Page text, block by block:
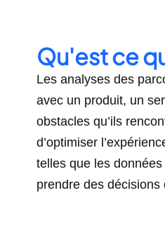
Qu'est ce
Les analyses des
avec un produit, un
obstacles qu’ils
d’optimiser
telles que les
prendre des